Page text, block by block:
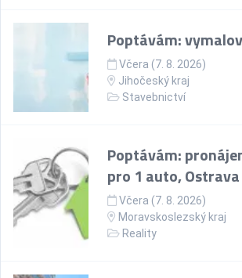
Poptávám:
Včera (7. 8. 2026)
Jihočeský kraj
Stavebnictví
Poptávám:
pro 1 auto, Ostrava
Včera (7. 8. 2026)
Moravskoslezský kraj
Reality